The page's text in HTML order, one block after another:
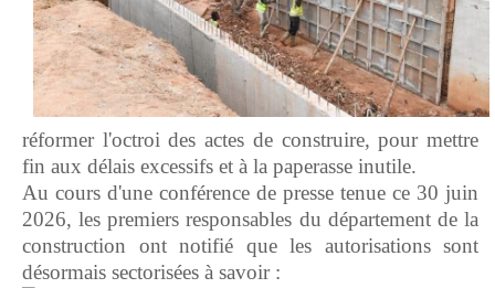
réformer l'octroi des actes de construire, pour mettre
fin aux délais excessifs et à la paperasse inutile.
Au cours d'une conférence de presse tenue ce 30 juin
2026, les premiers responsables du département de la
construction ont notifié que les autorisations sont
désormais sectorisées à savoir :